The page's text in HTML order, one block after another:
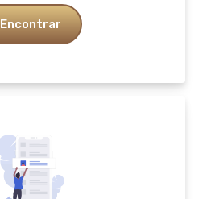
Encontrar